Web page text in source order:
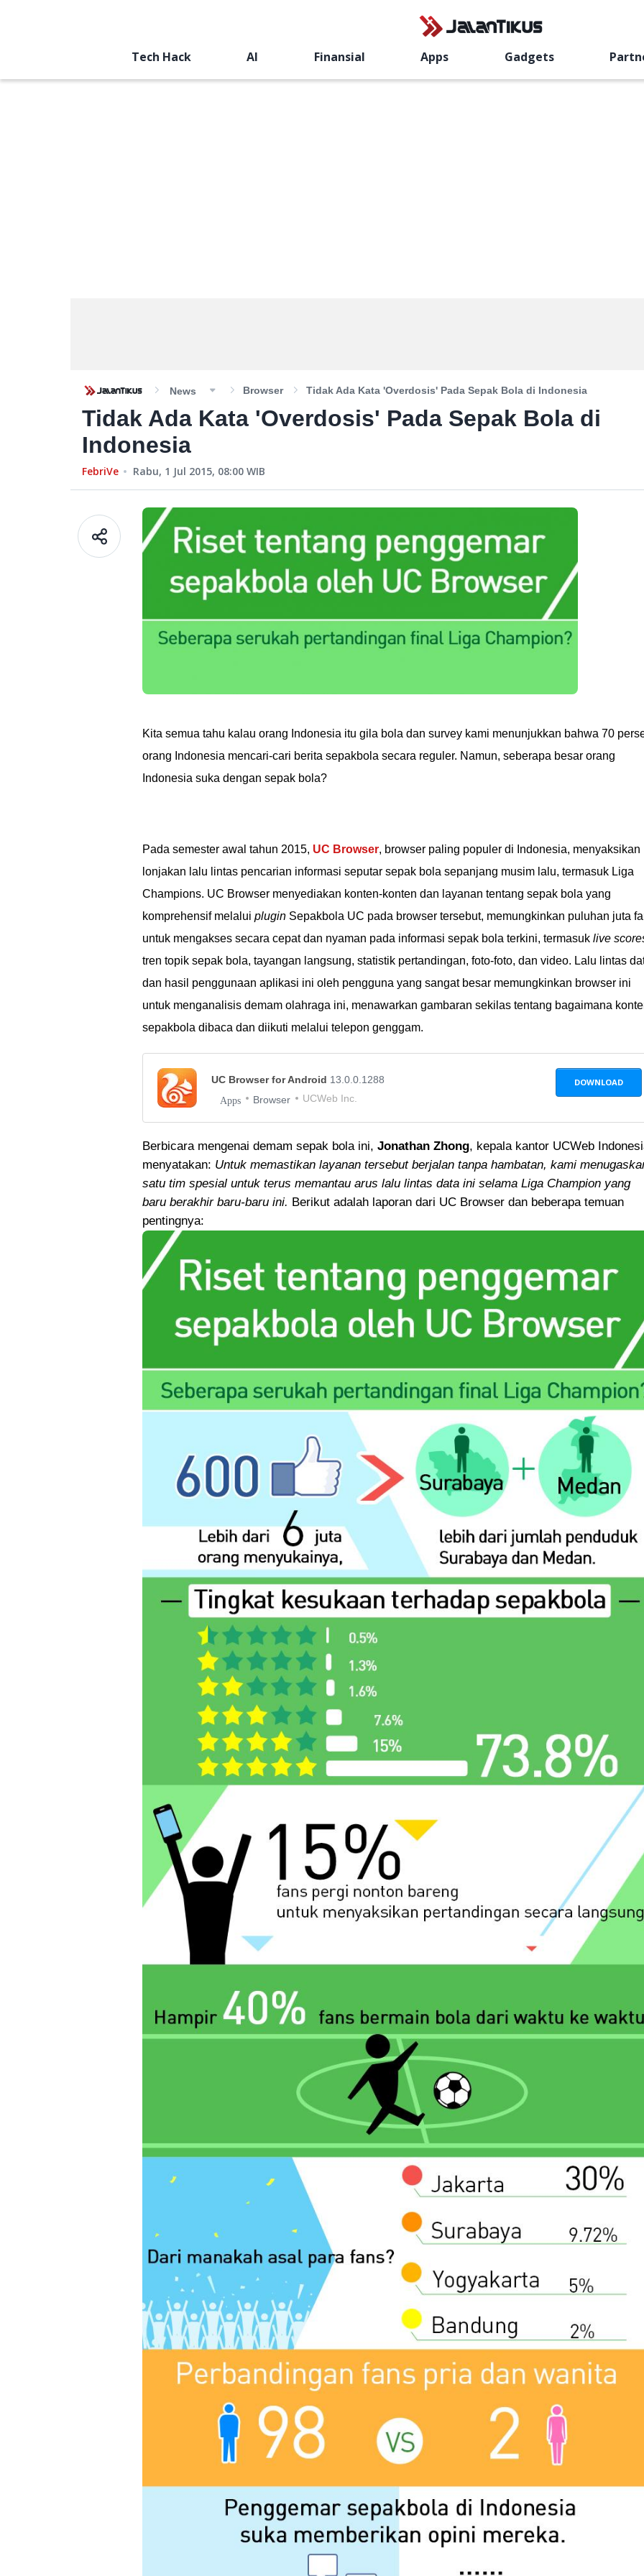
Tech Hack AI Finansial Apps Gadgets
News Browser Tidak Ada Kata 'Overdosis' Pada Sepak Bola di Indonesia
Tidak Ada Kata 'Overdosis' Pada Sepak Bola di
Indonesia
FebriVe Rabu, 1 Jul 2015, 08:00 WIB
Kita semua tahu kalau orang Indonesia itu gila bola dan survey kami menunjukkan bahwa 70
orang Indonesia mencari-cari berita sepakbola secara reguler. Namun, seberapa besar orang
Indonesia suka dengan sepak bola?
Pada semester awal tahun 2015, UC Browser, browser paling populer di Indonesia, menyaksikan
lonjakan lalu lintas pencarian informasi seputar sepak bola sepanjang musim lalu, termasuk Liga
Champions. UC Browser menyediakan konten-konten dan layanan tentang sepak bola yang
komprehensif melalui plugin Sepakbola UC pada browser tersebut, memungkinkan puluhan juta
untuk mengakses secara cepat dan nyaman pada informasi sepak bola terkini, termasuk live
tren topik sepak bola, tayangan langsung, statistik pertandingan, foto-foto, dan video. Lalu lintas
dan hasil penggunaan aplikasi ini oleh pengguna yang sangat besar memungkinkan browser ini
untuk menganalisis demam olahraga ini, menawarkan gambaran sekilas tentang bagaimana
sepakbola dibaca dan diikuti melalui telepon genggam.
UC Browser for Android 13.0.0.1288
Apps Browser UCWeb Inc.
DOWNLOAD
Berbicara mengenai demam sepak bola ini, Jonathan Zhong, kepala kantor UCWeb
menyatakan: Untuk memastikan layanan tersebut berjalan tanpa hambatan, kami
satu tim spesial untuk terus memantau arus lalu lintas data ini selama Liga Champion yang
baru berakhir baru-baru ini. Berikut adalah laporan dari UC Browser dan beberapa temuan
pentingnya: